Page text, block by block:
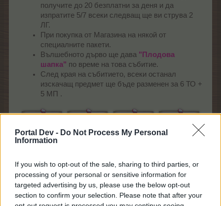
Portal Dev - Do Not Process My Personal
Information
If you wish to opt-out of the sale, sharing to third parties, or
processing of your personal or sensitive information for
targeted advertising by us, please use the below opt-out
section to confirm your selection. Please note that after your
получите до 20 безплатни за деня и да
изпратите 5/7 всеки следващ ще ви струва 2
ЛГ.
При покупка от Магазина на някой от
специалните пакети.
Вълшебното дърво ще дава "Плодова
шапка" по време на това събитие.
След края на събитието, всеки останал
изскачащ предмет ще бъде разменен за 6 ТО +
5 МП .
Малка
тропическа
Средна
тропическа